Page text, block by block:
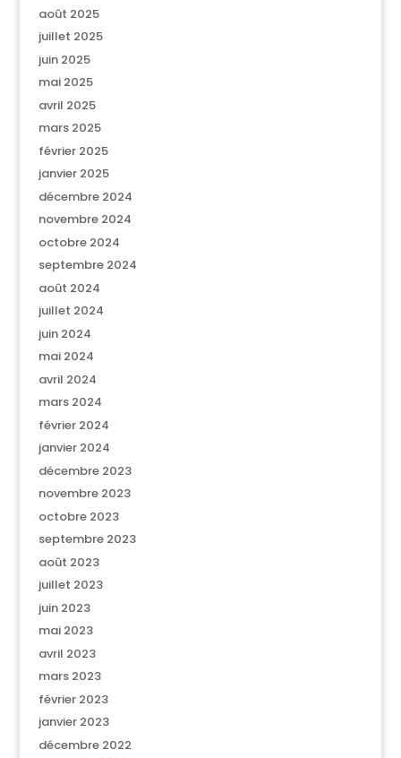
août 2025
juillet 2025
juin 2025
mai 2025
avril 2025
mars 2025
février 2025
janvier 2025
décembre 2024
novembre 2024
octobre 2024
septembre 2024
août 2024
juillet 2024
juin 2024
mai 2024
avril 2024
mars 2024
février 2024
janvier 2024
décembre 2023
novembre 2023
octobre 2023
septembre 2023
août 2023
juillet 2023
juin 2023
mai 2023
avril 2023
mars 2023
février 2023
janvier 2023
décembre 2022